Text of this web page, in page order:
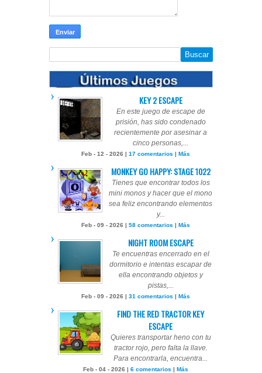
KEY 2 ESCAPE
En este juego de escape de
prisión, has sido condenado
recientemente por asesinar a
cinco personas,...
Feb - 12 - 2026 | 17 comentarios | Más
MONKEY GO HAPPY: STAGE 1022
Tienes que encontrar todos los
mini monos y hacer que el mono
sea feliz encontrando elementos
y...
Feb - 09 - 2026 | 58 comentarios | Más
NIGHT ROOM ESCAPE
Te encuentras encerrado en el
dormitorio e intentas escapar de
ella encontrando objetos y
pistas,...
Feb - 09 - 2026 | 31 comentarios | Más
FIND THE RED TRACTOR KEY
ESCAPE
Quieres transportar heno con tu
tractor rojo, pero falta la llave.
Para encontrarla, encuentra...
Feb - 04 - 2026 | 6 comentarios | Más